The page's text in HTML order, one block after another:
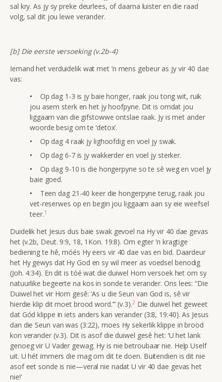
sal kry. As jy sy preke deurlees, of daarna luister en die raad
volg, sal dit jou lewe verander.
[b] Die eerste versoeking (v.2b-4)
Iemand het verduidelik wat met ’n mens gebeur as jy vir 40 dae
vas:
Op dag 1-3 is jy baie honger, raak jou tong wit, ruik
jou asem sterk en het jy hoofpyne. Dit is omdat jou
liggaam van die gifstowwe ontslae raak. Jy is met ander
woorde besig om te ‘detox’.
Op dag 4 raak jy lighoofdig en voel jy swak.
Op dag 6-7 is jy wakkerder en voel jy sterker.
Op dag 9-10 is die hongerpyne so te sê weg en voel jy
baie goed.
Teen dag 21-40 keer die hongerpyne terug, raak jou
vet-reserwes op en begin jou liggaam aan sy eie weefsel
teer.1
Duidelik het Jesus dus baie swak gevoel na Hy vir 40 dae gevas
het (v.2b, Deut. 9:9, 18, 1Kon. 19:8). Om egter ’n kragtige
bediening te hê, móés Hy eers vir 40 dae vas en bid. Daardeur
het Hy gewys dat Hy God en sy wil meer as voedsel benodig
(Joh. 4:34). En dit is tóé wat die duiwel Hom versoek het om sy
natuurlike begeerte na kos in sonde te verander.Ons lees: “Die
Duiwel het vir Hom gesê: ‘As u die Seun van God is, sê vir
hierdie klip dit moet brood word.’” (v.3).2Die duiwel het geweet
dat Gód klippe in iets anders kan verander (3:8, 19:40). As Jesus
dan die Seun van was (3:22), moes Hy sekerlik klippe in brood
kon verander (v.3). Dit is asof die duiwel gesê het: ‘U het lank
genoeg vir U Vader gewag. Hy is nie betroubaar nie. Help Uself
uit. U hét immers die mag om dit te doen. Buitendien is dit nie
asof eet sonde is nie—veral nie nadat U vir 40 dae gevas het
nie!’